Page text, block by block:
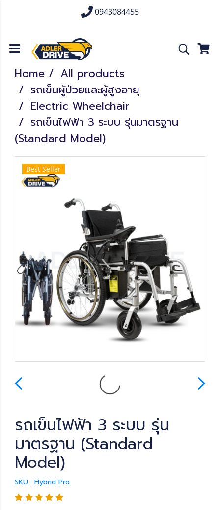
0943084455
Home
All products
รถเข็นผู้ป่วยและผู้สูงอายุ
Electric Wheelchair
รถเข็นไฟฟ้า 3 ระบบ รุ่นมาตรฐาน
(Standard Model)
Best Seller
รถเข็นไฟฟ้า 3 ระบบ รุ่น
มาตรฐาน (Standard
Model)
SKU : Hybrid Pro